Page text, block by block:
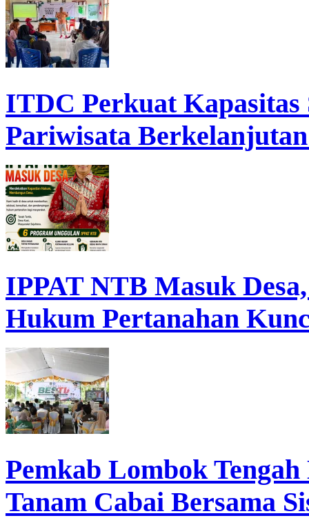
ITDC Perkuat
Pariwisata
IPPAT NTB Masuk
Hukum Pertanahan
Pemkab Lombok
Tanam Cabai Bersama